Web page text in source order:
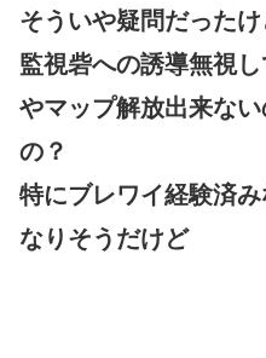
そういや疑問だった
監視砦への誘導無視
やマップ解放出来な
の？
特にブレワイ経験済
なりそうだけど